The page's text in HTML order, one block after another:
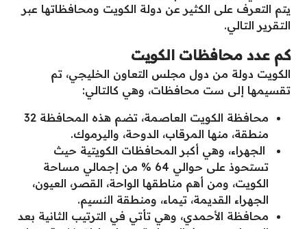
يتم التعرف على الكثير عن دولة الكويت ومحافظاتها عبر
التقرير التالي.
كم عدد محافظات الكويت
الكويت دولة من دول مجلس التعاون الخليجي، تم
تقسيمها إلى ست محافظات، وهي كالتالي:
محافظة الكويت العاصمة، تضم هذه المحافظة 32
منطقة، منها المرقاب، الدوحة، واليرموك.
الجهراء، وهي أكبر المحافظات الكويتية حيث
تستحوذ على حوالي 64 % من إجمالي مساحة
الكويت، ومن أهم مناطقها الواحة، القصر، العيون،
الجهراء القديمة، تيماء، ومنطقة النسيم.
محافظة الأحمدي، وهي تأتي في الترتيب الثانية بعد